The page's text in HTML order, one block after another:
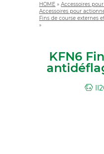
HOME » Accessoires
Accessoires pour
Fins de course externes
»
KFN6